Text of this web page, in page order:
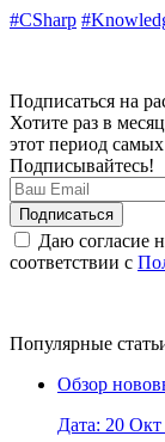
#CSharp
Подписаться на
Хотите раз в
этот период
Подписывайтесь!
Даю согласие
соответствии с
Популярные
Обзор
Дата: 20 Окт